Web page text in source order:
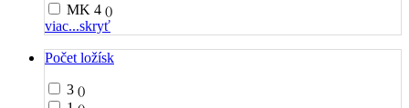
MK 4 ()
viac...skryť
Počet ložísk
3 ()